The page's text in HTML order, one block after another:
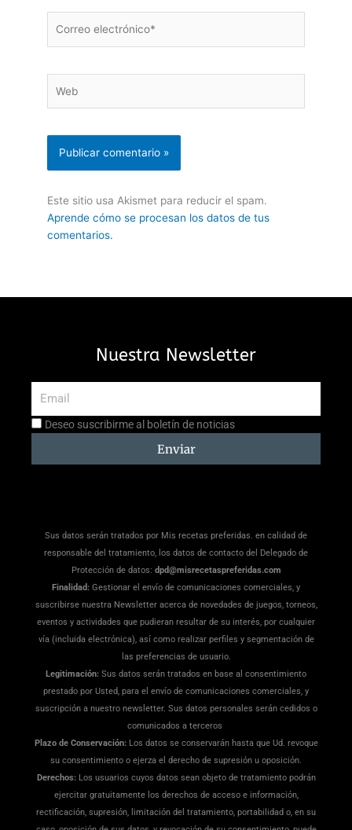
electrónico*
Este sitio usa Akismet para reducir el spam.
Aprende cómo se procesan los datos de tus
comentarios.
Nuestra Newsletter
Aceptación
Deseo suscribirme al boletín de noticias
Enviar
Sus datos serán tratados por Mis recetas preferidas. en calidad de
responsable del tratamiento, los datos de contacto del Delegado de
Protección de datos: dpd@misrecetaspreferidas.com
Finalidad: Gestionar el envío de comunicaciones comerciales, y
suscribirse nuestra Newsletter acerca de novedades de juegos, torneos,
eventos y actividades que pudieran resultar de su interés, por cualquier
vía (incluida electrónica), así como realizar perfiles y segmentación de
las preferencias de usuario.
Legitimación: Sus datos serán tratados en base al consentimiento
prestado por Usted, para el envío de comunicaciones comerciales, y
suscripción a nuestro newsletter. Sus datos personales serán cedidos o
comunicados a terceros
Plazo de Conservación: Los datos se conservarán hasta que Ud. revoque
su consentimiento o ejerza el derecho de supresión u oposición.
Derechos: Los usuarios cuyos datos sean objeto de tratamiento podrán
ejercitar gratuitamente los derechos de acceso e información,
rectificación, supresión, limitación del tratamiento, portabilidad o, en su